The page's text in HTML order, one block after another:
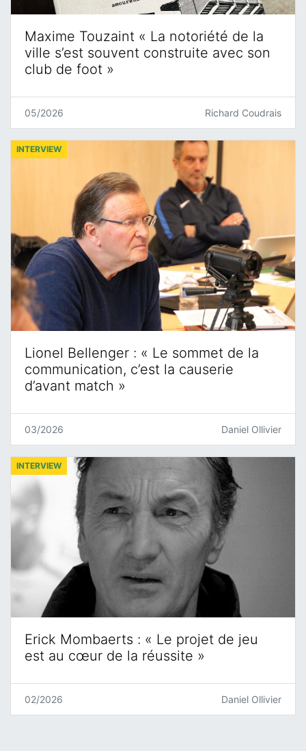
Maxime Touzaint « La notoriété de la
ville s’est souvent construite avec son
club de foot »
05/2026 Richard Coudrais
Lionel Bellenger : « Le sommet de la
communication, c’est la causerie
d’avant match »
INTERVIEW
03/2026 Daniel Ollivier
Erick Mombaerts : « Le projet de jeu
est au cœur de la réussite »
INTERVIEW
02/2026 Daniel Ollivier